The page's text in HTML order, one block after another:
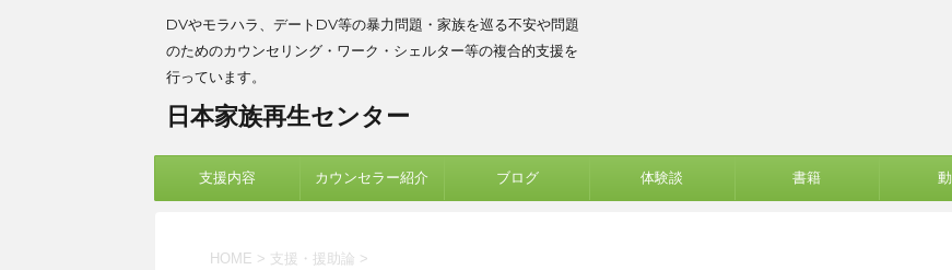
DVやモラハラ、デートDV等の暴力問題・家族を巡る不安や問題
のためのカウンセリング・ワーク・シェルター等の複合的支援を
行っています。
日本家族再生センター
支援内容 カウンセラー紹介 ブログ 体験談 書籍
HOME > 支援・援助論 >